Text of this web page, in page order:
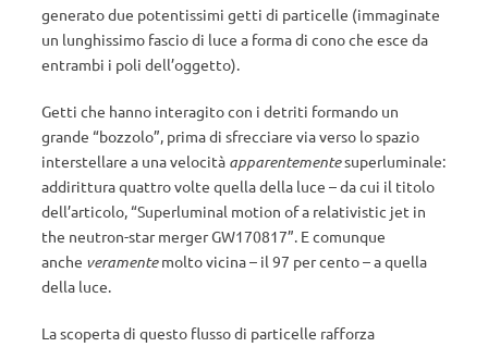
generato due potentissimi getti di particelle (immaginate
un lunghissimo fascio di luce a forma di cono che esce da
entrambi i poli dell’oggetto).
Getti che hanno interagito con i detriti formando un
grande “bozzolo”, prima di sfrecciare via verso lo spazio
interstellare a una velocità apparentementesuperluminale:
addirittura quattro volte quella della luce – da cui il titolo
dell’articolo, “Superluminal motion of a relativistic jet in
the neutron-star merger GW170817”. E comunque
anche veramentemolto vicina – il 97 per cento – a quella
della luce.
La scoperta di questo flusso di particelle rafforza